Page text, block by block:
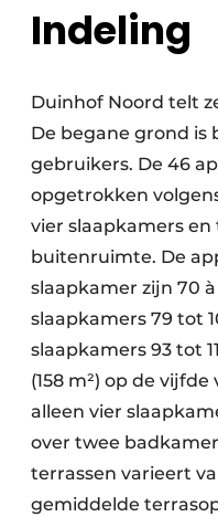
Indeling
Duinhof Noord telt
De begane grond is
gebruikers. De 46
opgetrokken
vier slaapkamers
buitenruimte. De
slaapkamer zijn 70
slaapkamers 79 tot
slaapkamers 93 tot
(158 m²) op de
alleen vier
over twee
terrassen varieert
gemiddelde